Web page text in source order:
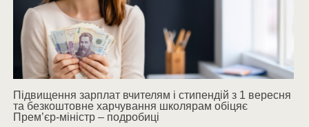
Підвищення зарплат вчителям і стипендій з 1 вересня
та безкоштовне харчування школярам обіцяє
Прем’єр-міністр – подробиці